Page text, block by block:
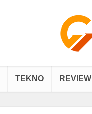
TEKNO REVIEW